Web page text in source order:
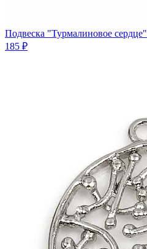
Подвеска "Турмалиновое сердце"
185 ₽